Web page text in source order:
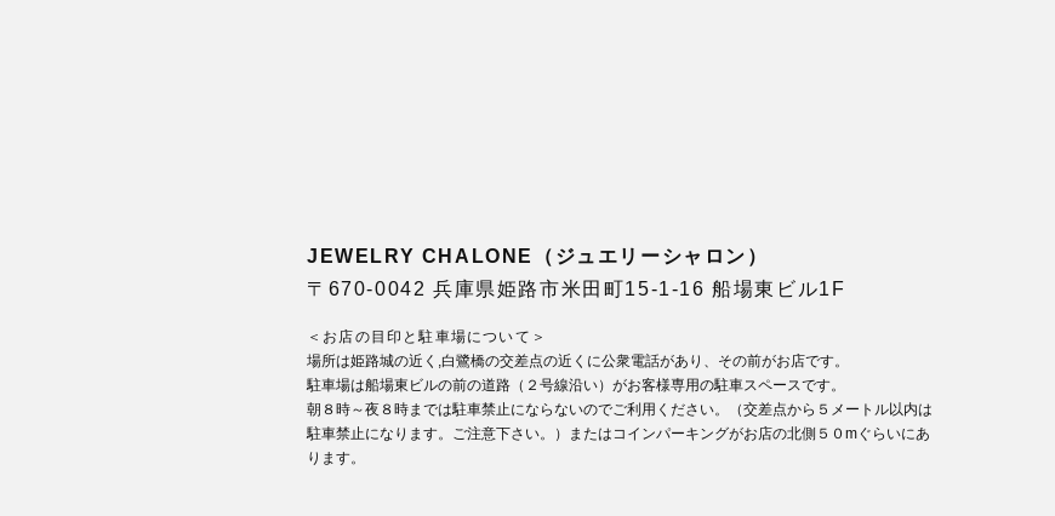
JEWELRY CHALONE（ジュエリーシャロン）
〒670-0042 兵庫県姫路市米田町15-1-16 船場東ビル1F
＜お店の目印と駐車場について＞
場所は姫路城の近く,白鷺橋の交差点の近くに公衆電話があり、その前がお店です。
駐車場は船場東ビルの前の道路（２号線沿い）がお客様専用の駐車スペースです。
朝８時～夜８時までは駐車禁止にならないのでご利用ください。（交差点から５メートル以内は
駐車禁止になります。ご注意下さい。）またはコインパーキングがお店の北側５０mぐらいにあ
ります。